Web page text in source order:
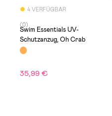
4 VERFÜGBAR
(0)
Swim Essentials UV-
Schutzanzug, Oh Crab
35,99 €